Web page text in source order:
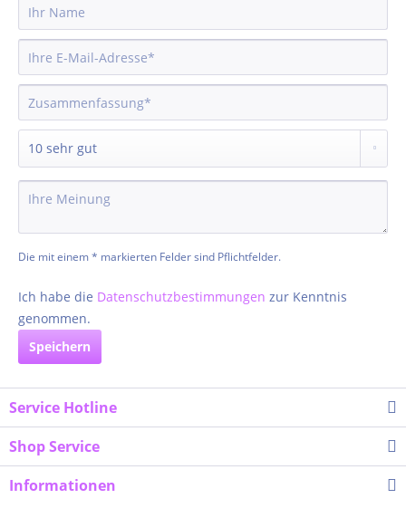
Die mit einem * markierten Felder sind Pflichtfelder.
Ich habe die Datenschutzbestimmungen zur Kenntnis
genommen.
Speichern
Service Hotline
Shop Service
Informationen